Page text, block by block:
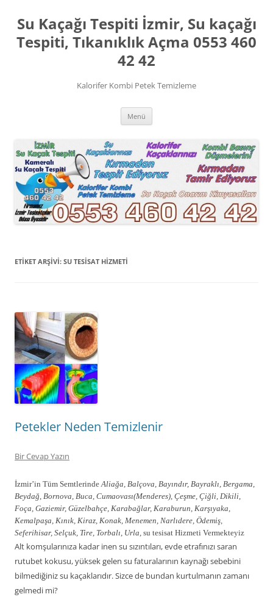
Su Kaçağı Tespiti İzmir, Su kaçağı
Tespiti, Tıkanıklık Açma 0553 460
42 42
Kalorifer Kombi Petek Temizleme
Menü
ETIKET ARŞIVI: SU TESISAT HIZMETI
Petekler Neden Temizlenir
Bir Cevap Yazın
İzmir’in Tüm SemtlerindeAliağa, Balçova, Bayındır, Bayraklı, Bergama,
Beydağ, Bornova, Buca, Cumaovası(Menderes), Çeşme, Çiğli, Dikili,
Foça, Gaziemir, Güzelbahçe, Karabağlar, Karaburun, Karşıyaka,
Kemalpaşa, Kınık, Kiraz, Konak, Menemen, Narlıdere, Ödemiş,
Seferihisar, Selçuk, Tire, Torbalı, Urla, su tesisat Hizmeti Vermekteyiz
Alt komşularınıza kadar inen su sızıntıları, evde etrafınızı saran
rutubet kokusu, yüksek gelen su faturalarının kaynağı sebebini
bilmediğiniz su kaçaklarıdır. Sizce de bundan kurtulmanın zamanı
gelmedi mi?